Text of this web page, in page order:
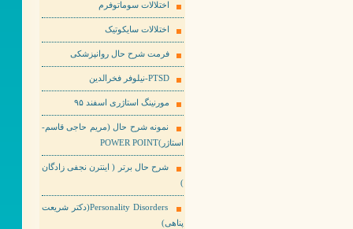
اختلالات سوماتوفرم
اختلالات سایکوتیک
فرمت شرح حال روانپزشکی
PTSD-نیلوفر فخرالدین
مورنینگ استاژری اسفند ۹۵
نمونه شرح حال (مریم حاجی قاسم-
استاژر)POWER POINT
شرح حال برتر ( اینترن نجفی زادگان
)
Personality Disorders(دکتر شریعت
پناهی)